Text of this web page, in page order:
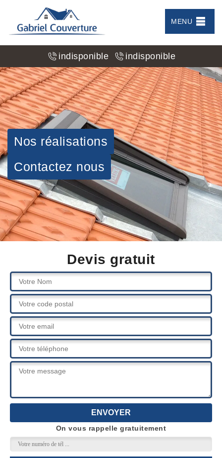
MENU
indisponible indisponible
Nos réalisations
Contactez nous
Devis gratuit
On vous rappelle gratuitement